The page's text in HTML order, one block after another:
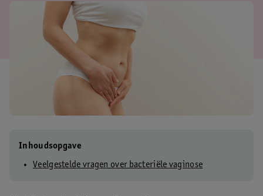
Inhoudsopgave
Veelgestelde vragen over bacteriële vaginose